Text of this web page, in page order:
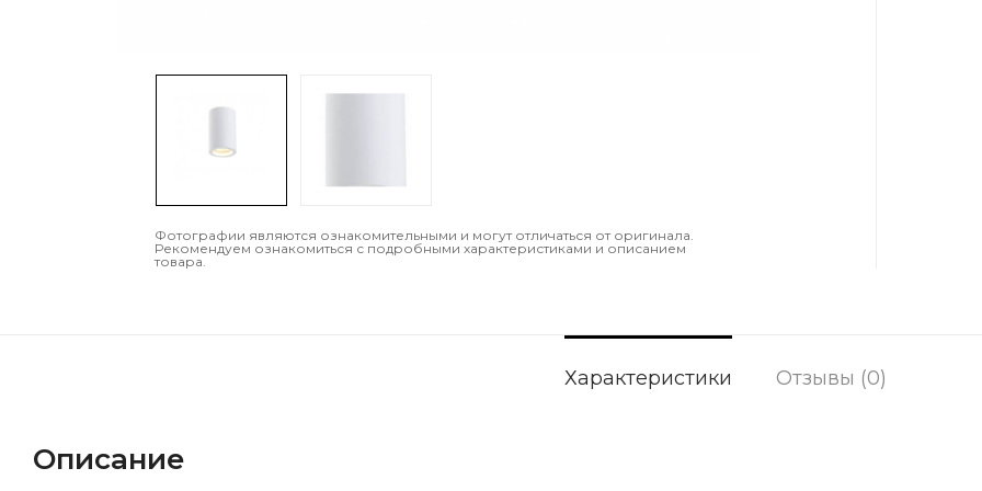
Фотографии являются ознакомительными и могут отличаться от оригинала.
Рекомендуем ознакомиться с подробными характеристиками и описанием
товара.
Характеристики Отзывы (0)
Описание